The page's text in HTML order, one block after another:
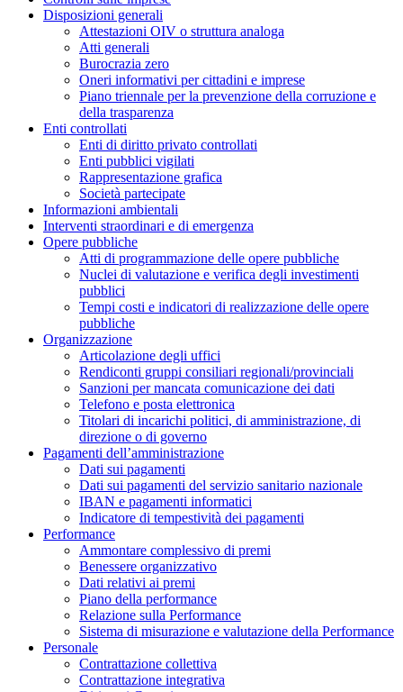
Disposizioni generali
Attestazioni OIV o struttura analoga
Atti generali
Burocrazia zero
Oneri informativi per cittadini e imprese
Piano triennale per la prevenzione della corruzione e
della trasparenza
Enti controllati
Enti di diritto privato controllati
Enti pubblici vigilati
Rappresentazione grafica
Società partecipate
Informazioni ambientali
Interventi straordinari e di emergenza
Opere pubbliche
Atti di programmazione delle opere pubbliche
Nuclei di valutazione e verifica degli investimenti
pubblici
Tempi costi e indicatori di realizzazione delle opere
pubbliche
Organizzazione
Articolazione degli uffici
Rendiconti gruppi consiliari regionali/provinciali
Sanzioni per mancata comunicazione dei dati
Telefono e posta elettronica
Titolari di incarichi politici, di amministrazione, di
direzione o di governo
Pagamenti dell’amministrazione
Dati sui pagamenti
Dati sui pagamenti del servizio sanitario nazionale
IBAN e pagamenti informatici
Indicatore di tempestività dei pagamenti
Performance
Ammontare complessivo di premi
Benessere organizzativo
Dati relativi ai premi
Piano della performance
Relazione sulla Performance
Sistema di misurazione e valutazione della Performance
Personale
Contrattazione collettiva
Contrattazione integrativa